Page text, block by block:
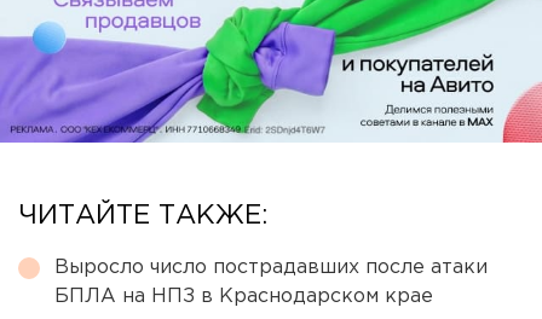
ЧИТАЙТЕ ТАКЖЕ:
Выросло число пострадавших после атаки
БПЛА на НПЗ в Краснодарском крае